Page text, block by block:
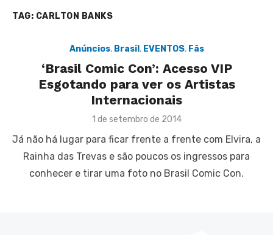
TAG: CARLTON BANKS
Anúncios, Brasil , EVENTOS, Fãs
‘Brasil Comic Con’: Acesso VIP
Esgotando para ver os Artistas
Internacionais
Posted
1 de setembro de 2014
Já não há lugar para ficar frente a frente com Elvira, a
Rainha das Trevas e são poucos os ingressos para
conhecer e tirar uma foto no Brasil Comic Con.